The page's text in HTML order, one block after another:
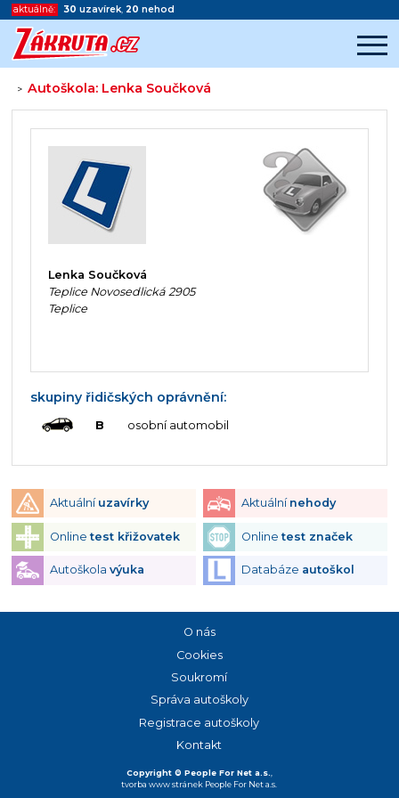
aktuálně: 30 uzavírek, 20 nehod
>Autoškola: Lenka Součková
Začátek reklamy
Konec reklamy
Lenka Součková
Teplice Novosedlická 2905
Teplice
skupiny řidičských oprávnění:
B osobní automobil
Aktuální uzavírky Aktuální nehody
Onlinetest křižovatek Onlinetest značek
Autoškola výuka Databáze autoškol
Copyright © People For Net a.s.,
tvorba www stránek People For Net a.s.
O nás
Cookies
Soukromí
Správa autoškoly
Registrace autoškoly
Kontakt